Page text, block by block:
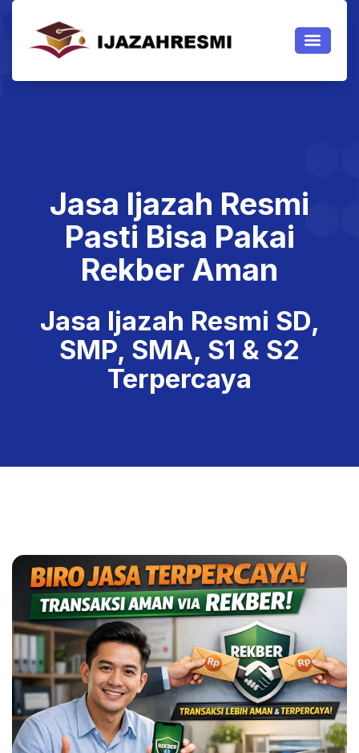
Jasa Ijazah Resmi
Pasti Bisa Pakai
Rekber Aman
Jasa Ijazah Resmi SD,
SMP, SMA, S1 & S2
Terpercaya